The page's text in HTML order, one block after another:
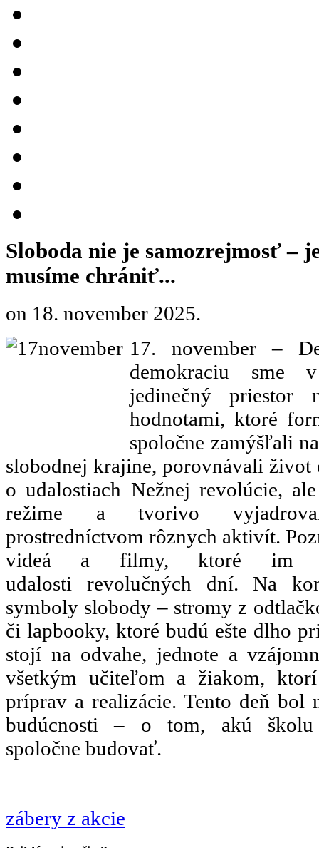
Sloboda nie je samozrejmosť –
musíme chrániť...
on 18. november 2025.
17. november –
demokraciu sme
jedinečný priestor
hodnotami, ktoré
spoločne zamýšľali
slobodnej krajine, porovnávali
o udalostiach Nežnej revolúcie,
režime a tvorivo
prostredníctvom rôznych aktivít.
videá a filmy, ktoré im
udalosti revolučných dní. Na
symboly slobody – stromy z
či lapbooky, ktoré budú ešte dlho
stojí na odvahe, jednote a
všetkým učiteľom a žiakom,
príprav a realizácie. Tento deň
budúcnosti – o tom, akú školu
spoločne budovať.
zábery z akcie